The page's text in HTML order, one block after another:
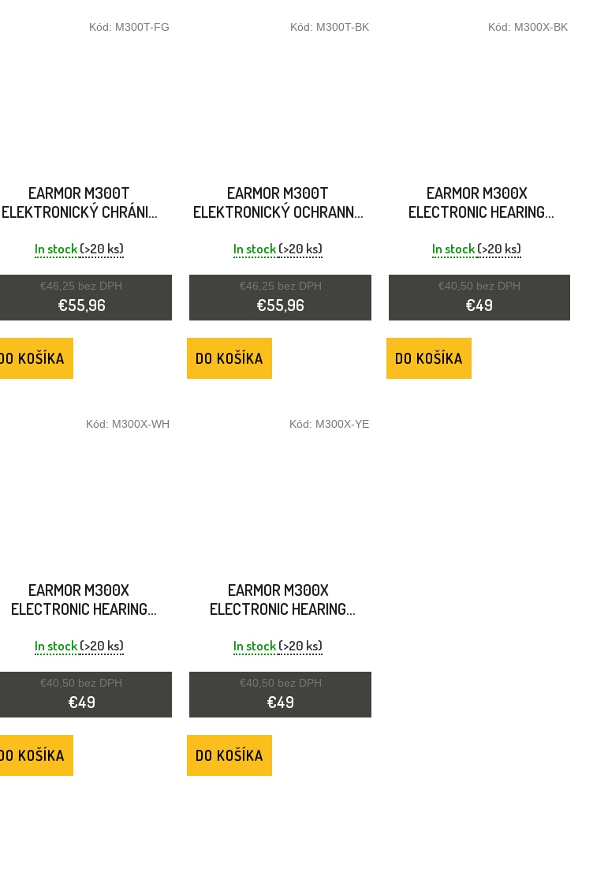
EARMOR M300T
ELEKTRONICKÝ CHRÁNIČ
In stock(>20 ks)
€46,25 bez DPH
€55,96
KOŠÍKA
Kód: M300T-FG
EARMOR M300T
ELEKTRONICKÝ OCHRANNÝ
In stock(>20 ks)
€46,25 bez DPH
€55,96
DO KOŠÍKA
Kód: M300T-BK
EARMOR M300X
ELECTRONIC HEARING
In stock(>20 ks)
€40,50 bez DPH
€49
DO KOŠÍKA
Kód: M300X-BK
EARMOR M300X
ELECTRONIC HEARING
In stock(>20 ks)
€40,50 bez DPH
€49
KOŠÍKA
Kód: M300X-WH
EARMOR M300X
ELECTRONIC HEARING
In stock(>20 ks)
€40,50 bez DPH
€49
DO KOŠÍKA
Kód: M300X-YE